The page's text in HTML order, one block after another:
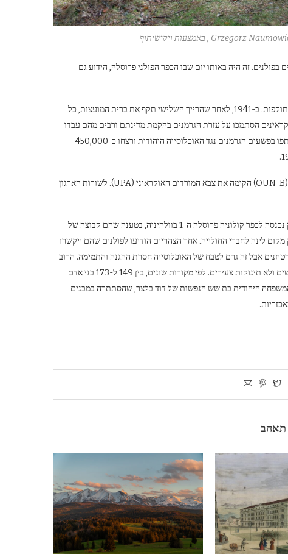
, באמצעות ויקישיתוף
בפולנים. זה היה באותו יום שבו הכפר הפולני פרוסלה, הידוע גם
כתוצאה מהפלישה הגרמנית והסובייטית לפולין ב-1939 ,חולקה פולין בין התוקפות. ב-1941, לאחר שהרייך השלישי תקף את ברית המועצות, כל
כיבוש גרמני. לאומנים אוקראינים הסתמכו על עזרת הגרמנים בהקמת מדינתם ורבים מהם עבדו
במשטרת העזר האוקראינית (Ukrainische Hilfspolizei). חבריה השתתפו בפשעים הגרמנים נגד האוכלוסייה היהודית ורצחו כ-450,000
בסוף 1942 שלוחה של ארגון הלאומנים האוקראינים בראשות סטפן בנדרה (OUN-B) הקימה את צבא המורדים האוקראיני (UPA). לשורות הארגון
בלילה שבין 8-9 בפברואר 1943, חוליית UPA בפיקודו של גרגורי פרגיניאק נכנסה לכפר קולוניה פרוסלה ה-1 בוולהיניה, בטענה שהם קבוצה של
לינה לחברי החולייה. אחר הצהריים הודיעו לפולנים שהם ייקשרו
אבל זה גרם לטבח של האוכלוסייה חסרת ההגנה והתמימה. הרוב
המכריע של התושבים נרצח עם גרזנים וסכינים. לא דילגו על אף אחד, לא נשים ולא תינוקות צעירים. לפי מקורות שונים, בין 149 ל-173 בני אדם
את הטבח כולל המשפחה היהודית בת שש הנפשות של דוד בלצר, שהסתתרה במבנים
תאהב